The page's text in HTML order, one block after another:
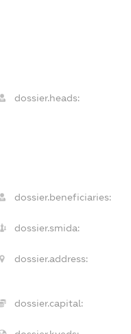
dossier.heads:
dossier.beneficiaries:
dossier.smida:
dossier.address:
dossier.capital: